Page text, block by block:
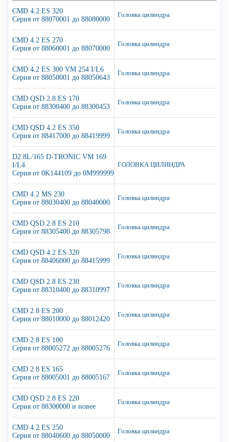
CMD 4.2 ES 320
Серия от 88070001 до 88080000
Головка цилиндра
CMD 4.2 ES 270
Серия от 88060001 до 88070000
Головка цилиндра
CMD 4.2 ES 300 VM 254 I/L6
Серия от 88050001 до 88050643
Головка цилиндра
CMD QSD 2.8 ES 170
Серия от 88300400 до 88300453
Головка цилиндра
CMD QSD 4.2 ES 350
Серия от 88417000 до 88419999
Головка цилиндра
D2.8L/165 D-TRONIC VM 169
I/L4
Серия от 0K144109 до 0M999999
ГОЛОВКА ЦИЛИНДРА
CMD 4.2 MS 230
Серия от 88030400 до 88040000
Головка цилиндра
CMD QSD 2.8 ES 210
Серия от 88305400 до 88305798
Головка цилиндра
CMD QSD 4.2 ES 320
Серия от 88406000 до 88415999
Головка цилиндра
CMD QSD 2.8 ES 230
Серия от 88310400 до 88310997
Головка цилиндра
CMD 2.8 ES 200
Серия от 88010000 до 88012420
Головка цилиндра
CMD 2.8 ES 100
Серия от 88005272 до 88005276
Головка цилиндра
CMD 2.8 ES 165
Серия от 88005001 до 88005167
Головка цилиндра
CMD QSD 2.8 ES 220
Серия от 88300000 и новее
Головка цилиндра
CMD 4.2 ES 250
Серия от 88040600 до 88050000
Головка цилиндра